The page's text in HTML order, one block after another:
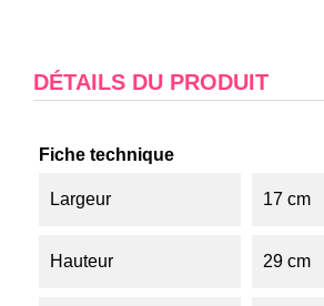
DÉTAILS DU PRODUIT
Fiche technique
Largeur 17 cm
Hauteur 29 cm